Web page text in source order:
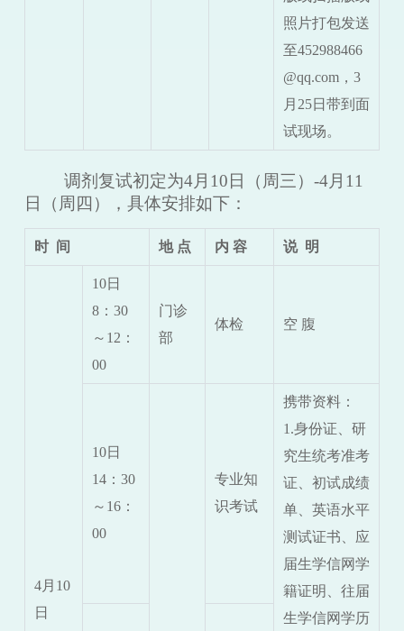
照片打包发送
至452988466
@qq.com， 3
月 25日带到面
试现场。
调剂复试初定为4月10日（周三）-4月11
日（周四），具体安排如下：
时 间 地 点 内 容 说 明
4月10
日
10日
8：30
～12：
00
门诊
部
体检 空 腹
10日
14：30
～16：
00
专业知
识考试
携带资料：
1.身份证、研
究生统考准考
证、初试成绩
单、英语水平
测试证书、应
届生学信网学
籍证明、往届
生学信网学历